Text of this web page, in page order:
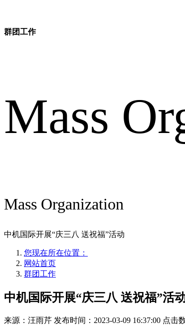
群团工作
Mass
Mass Organization
中机国际开展“庆三八 送祝福”活动
您现在所在位置：
网站首页
群团工作
中机国际开展“庆三八 送祝福”活
来源：汪雨芹 发布时间：2023-03-09 16:37:00 点击